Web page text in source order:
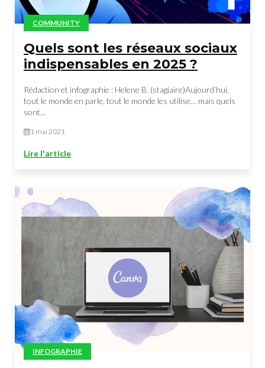
COMMUNITY
Quels sont les réseaux sociaux
indispensables en 2025 ?
Rédaction et infographie : Helene B. (stagiaire)Aujourd’hui,
tout le monde en parle, tout le monde les utilise… mais quels
sont...
1 mai 2021
Lire l'article
INFOGRAPHIE